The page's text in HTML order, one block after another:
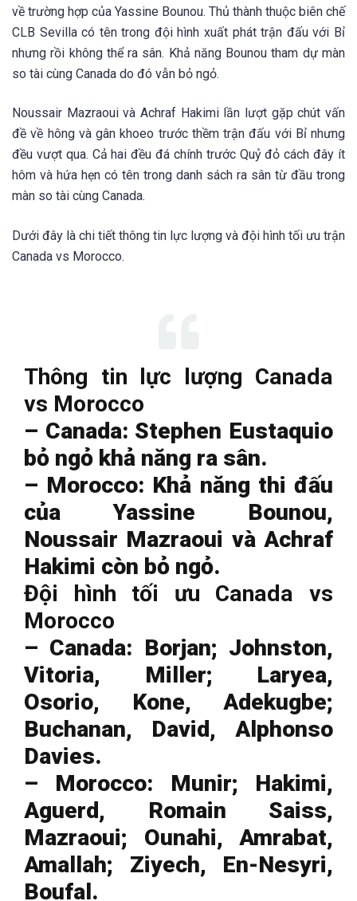
về trường hợp của Yassine Bounou. Thủ thành thuộc biên chế
CLB Sevilla có tên trong đội hình xuất phát trận đấu với Bỉ
nhưng rồi không thể ra sân. Khả năng Bounou tham dự màn
so tài cùng Canada do đó vẫn bỏ ngỏ.
Noussair Mazraoui và Achraf Hakimi lần lượt gặp chút vấn
đề về hông và gân khoeo trước thềm trận đấu với Bỉ nhưng
đều vượt qua. Cả hai đều đá chính trước Quỷ đỏ cách đây ít
hôm và hứa hẹn có tên trong danh sách ra sân từ đầu trong
màn so tài cùng Canada.
Dưới đây là chi tiết thông tin lực lượng và đội hình tối ưu trận
Canada vs Morocco.
Thông tin lực lượng Canada
vs Morocco
– Canada: Stephen Eustaquio
bỏ ngỏ khả năng ra sân.
– Morocco: Khả năng thi đấu
của Yassine Bounou,
Noussair Mazraoui và Achraf
Hakimi còn bỏ ngỏ.
Đội hình tối ưu Canada vs
Morocco
– Canada: Borjan; Johnston,
Vitoria, Miller; Laryea,
Osorio, Kone, Adekugbe;
Buchanan, David, Alphonso
Davies.
– Morocco: Munir; Hakimi,
Aguerd, Romain Saiss,
Mazraoui; Ounahi, Amrabat,
Amallah; Ziyech, En-Nesyri,
Boufal.